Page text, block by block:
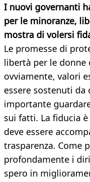
I nuovi governanti
per le minoranze,
mostra di volersi
Le promesse di
libertà per le
ovviamente, valori
essere sostenuti da
importante
sui fatti. La fiducia
deve essere
trasparenza. Come
profondamente i
spero in